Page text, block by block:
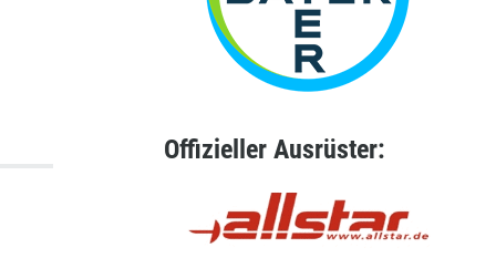
Offizieller Ausrüster: